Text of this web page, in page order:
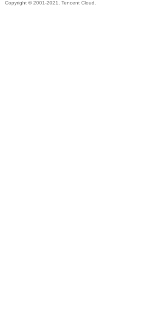
Copyright © 2001-2021, Tencent Cloud.